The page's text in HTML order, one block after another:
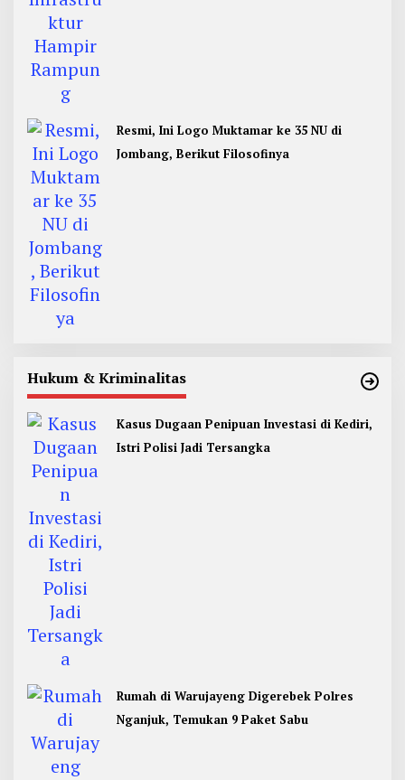
Resmi, Ini Logo Muktamar ke 35 NU di
Jombang, Berikut Filosofinya
Hukum & Kriminalitas
Kasus Dugaan Penipuan Investasi di Kediri,
Istri Polisi Jadi Tersangka
Rumah di Warujayeng Digerebek Polres
Nganjuk, Temukan 9 Paket Sabu